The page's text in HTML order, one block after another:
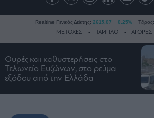
Ειδήσεις
Τράπεζες
Realtime Γενικός Δείκτης: 2615.07 0.25% Τζίρος:
ΜΕΤΟΧΕΣ ΤΑΜΠΛΟ ΑΓΟΡΕΣ
Ουρές και καθυστερήσεις στο
Τελωνείο Ευζώνων, στο ρεύμα
εξόδου από την Ελλάδα